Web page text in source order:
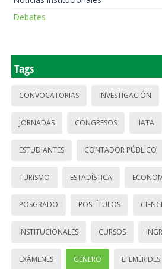
Debates
Tags
CONVOCATORIAS INVESTIGACIÓN
JORNADAS CONGRESOS IIATA
ESTUDIANTES CONTADOR PÚBLICO
TURISMO ESTADÍSTICA
POSGRADO POSTÍTULOS
INSTITUCIONALES CURSOS
EXÁMENES GÉNERO EFEMÉRIDES